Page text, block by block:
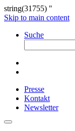
string(31755) "
Skip to main content
Suche
Presse
Kontakt
Newsletter